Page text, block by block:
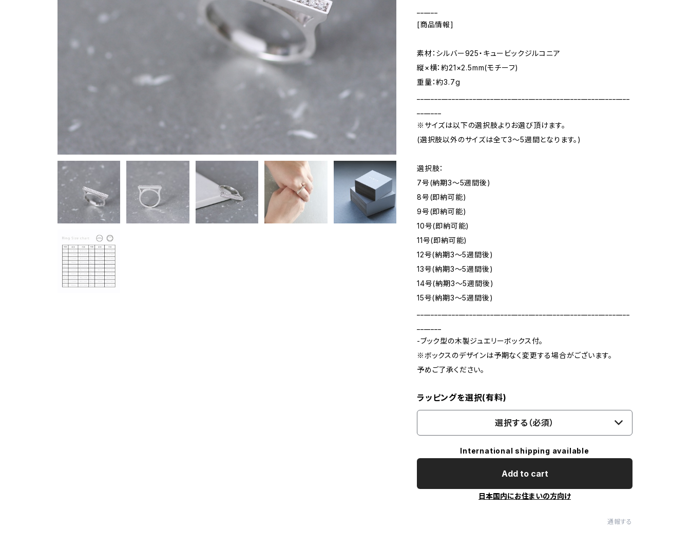
[商品情報]
素材：シルバー925・キュービックジルコニア
縦×横：約21×2.5mm(モチーフ)
重量：約3.7g
※サイズは以下の選択肢よりお選び頂けます。
(選択肢以外のサイズは全て3～5週間となります。)
選択肢：
7号(納期3～5週間後)
8号(即納可能)
9号(即納可能)
10号(即納可能)
11号(即納可能)
12号(納期3～5週間後)
13号(納期3～5週間後)
14号(納期3～5週間後)
15号(納期3～5週間後)
-ブック型の木製ジュエリーボックス付。
※ボックスのデザインは予期なく変更する場合がございます。
予めご了承ください。
ラッピングを選択(有料)
選択する（必須）
International shipping available
Add to cart
日本国内にお住まいの方向け
通報する